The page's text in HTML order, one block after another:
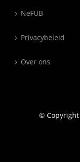
NeFUB
Privacybeleid
Over ons
© Copyright